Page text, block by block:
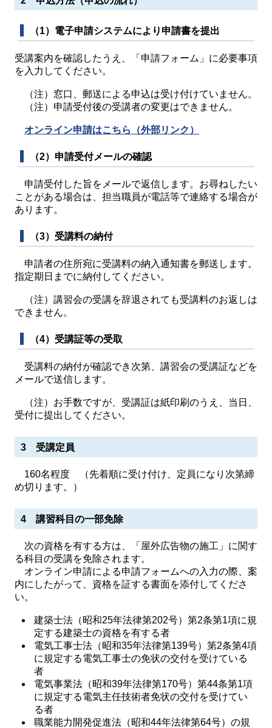
（1）電子申請システムにより申請書を提出
受講案内を確認したうえ、「申請フォーム」に必要事項
を入力してください。
（注）窓口、郵送による申込は受け付けていません。
（注）申請受付後の受講者の変更はできません。
オンライン申請はこちら（外部リンク）
（2）申請受付メールの確認
申請受付した旨をメールで返信します。お尋ねしたい
ことがある場合は、担当職員が電話等で連絡する場合が
あります。
（3）受講料の納付
申請者の住所宛に受講料の納入通知書を郵送します。
指定期日までに納付してください。
（注）講習会の受講を辞退されても受講料のお返しは
できません。
（4）受講証等の受取
受講料の納付が確認でき次第、講習会の受講証などを
メールで送信します。
（注）お手数ですが、受講証は紙印刷のうえ、当日、
受付に提出してください。
3 受講定員
160名程度 （先着順に受け付け、定員になり次第締
め切ります。）
4 講習科目の一部免除
次の資格を有する方は、「屋外広告物の施工」に関す
る科目の受講を免除されます。
オンライン申請による申請フォームへの入力の際、案
内にしたがって、資格を証する書面を添付してくださ
い。
建築士法（昭和25年法律第202号）第2条第1項に規
定する建築士の資格を有する者
電気工事士法（昭和35年法律第139号）第2条第4項
に規定する電気工事士の免状の交付を受けている
者
電気事業法（昭和39年法律第170号）第44条第1項
に規定する電気主任技術者免状の交付を受けてい
る者
職業能力開発促進法（昭和44年法律第64号）の規